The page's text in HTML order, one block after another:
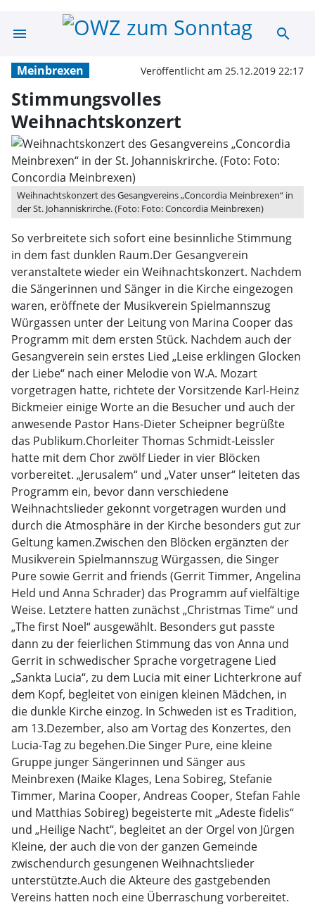
menu search
Meinbrexen Veröffentlicht am 25.12.2019 22:17
Stimmungsvolles
Weihnachtskonzert
Weihnachtskonzert des Gesangvereins „Concordia Meinbrexen“ in
der St. Johanniskrirche. (Foto: Foto: Concordia Meinbrexen)
So verbreitete sich sofort eine besinnliche Stimmung
in dem fast dunklen Raum.Der Gesangverein
veranstaltete wieder ein Weihnachtskonzert. Nachdem
die Sängerinnen und Sänger in die Kirche eingezogen
waren, eröffnete der Musikverein Spielmannszug
Würgassen unter der Leitung von Marina Cooper das
Programm mit dem ersten Stück. Nachdem auch der
Gesangverein sein erstes Lied „Leise erklingen Glocken
der Liebe“ nach einer Melodie von W.A. Mozart
vorgetragen hatte, richtete der Vorsitzende Karl-Heinz
Bickmeier einige Worte an die Besucher und auch der
anwesende Pastor Hans-Dieter Scheipner begrüßte
das Publikum.Chorleiter Thomas Schmidt-Leissler
hatte mit dem Chor zwölf Lieder in vier Blöcken
vorbereitet. „Jerusalem“ und „Vater unser“ leiteten das
Programm ein, bevor dann verschiedene
Weihnachtslieder gekonnt vorgetragen wurden und
durch die Atmosphäre in der Kirche besonders gut zur
Geltung kamen.Zwischen den Blöcken ergänzten der
Musikverein Spielmannszug Würgassen, die Singer
Pure sowie Gerrit and friends (Gerrit Timmer, Angelina
Held und Anna Schrader) das Programm auf vielfältige
Weise. Letztere hatten zunächst „Christmas Time“ und
„The first Noel“ ausgewählt. Besonders gut passte
dann zu der feierlichen Stimmung das von Anna und
Gerrit in schwedischer Sprache vorgetragene Lied
„Sankta Lucia“, zu dem Lucia mit einer Lichterkrone auf
dem Kopf, begleitet von einigen kleinen Mädchen, in
die dunkle Kirche einzog. In Schweden ist es Tradition,
am 13.Dezember, also am Vortag des Konzertes, den
Lucia-Tag zu begehen.Die Singer Pure, eine kleine
Gruppe junger Sängerinnen und Sänger aus
Meinbrexen (Maike Klages, Lena Sobireg, Stefanie
Timmer, Marina Cooper, Andreas Cooper, Stefan Fahle
und Matthias Sobireg) begeisterte mit „Adeste fidelis“
und „Heilige Nacht“, begleitet an der Orgel von Jürgen
Kleine, der auch die von der ganzen Gemeinde
zwischendurch gesungenen Weihnachtslieder
unterstützte.Auch die Akteure des gastgebenden
Vereins hatten noch eine Überraschung vorbereitet.